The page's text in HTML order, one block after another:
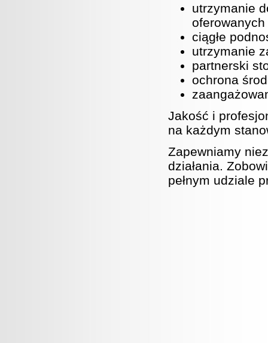
utrzymanie
oferowanych
ciągłe
utrzymanie
partnerski
ochrona
Jakość i
na każdym
Zapewniamy
działania.
pełnym udziale